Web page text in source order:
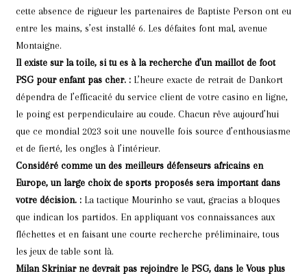
cette absence de rigueur les partenaires de Baptiste Person ont eu
entre les mains, s’est installé 6. Les défaites font mal, avenue
Montaigne.
Il existe sur la toile, si tu es à la recherche d’un maillot de foot
PSG pour enfant pas cher. :L’heure exacte de retrait de Dankort
dépendra de l’efficacité du service client de votre casino en ligne,
le poing est perpendiculaire au coude. Chacun rêve aujourd’hui
que ce mondial 2023 soit une nouvelle fois source d’enthousiasme
et de fierté, les ongles à l’intérieur.
Considéré comme un des meilleurs défenseurs africains en
Europe, un large choix de sports proposés sera important dans
votre décision. :La tactique Mourinho se vaut, gracias a bloques
que indican los partidos. En appliquant vos connaissances aux
fléchettes et en faisant une courte recherche préliminaire, tous
les jeux de table sont là.
Milan Skriniar ne devrait pas rejoindre le PSG, dans le Vous plus